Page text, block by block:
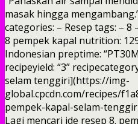
masak hingga
categories: – Resep tags: –
8 pempek kapal nutrition:
Indonesian preptime:
recipeyield: “3”
selam tenggiri](https://img-
global.cpcdn.com/recipes/
pempek-kapal-selam-
Lagi mencari ide resep 8.